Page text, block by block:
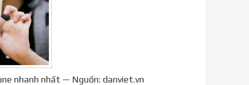
nhanh nhất — Nguồn: danviet.vn